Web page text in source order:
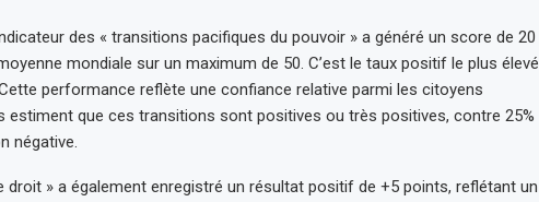
des « transitions pacifiques du pouvoir » a généré un score de 20
mondiale sur un maximum de 50. C’est le taux positif le plus élevé
performance reflète une confiance relative parmi les citoyens
estiment que ces transitions sont positives ou très positives, contre 25%
négative.
droit » a également enregistré un résultat positif de +5 points, reflétant un